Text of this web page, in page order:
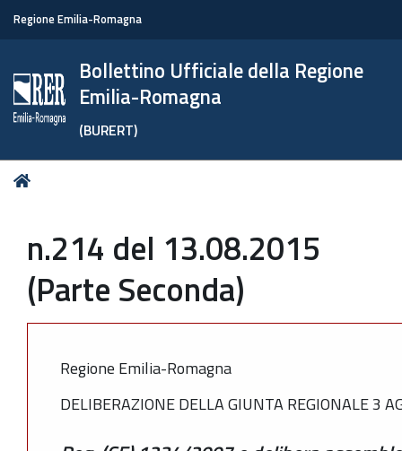
Regione Emilia-Romagna
Bollettino Ufficiale della Regione
Emilia-Romagna
(BURERT)
Tu
n.214 del 13.08.2015
(Parte Seconda)
Regione Emilia-Romagna
DELIBERAZIONE DELLA GIUNTA REGIONALE 3